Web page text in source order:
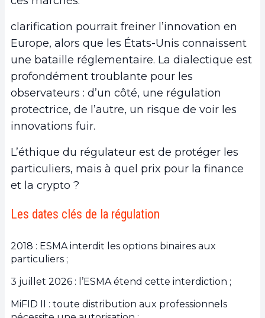
clarification pourrait freiner l’innovation en
Europe, alors que les États-Unis connaissent
une bataille réglementaire. La dialectique est
profondément troublante pour les
observateurs : d’un côté, une régulation
protectrice, de l’autre, un risque de voir les
innovations fuir.
L’éthique du régulateur est de protéger les
particuliers, mais à quel prix pour la finance
et la crypto ?
Les dates clés de la régulation
2018 : ESMA interdit les options binaires aux
particuliers ;
3 juillet 2026 : l’ESMA étend cette interdiction ;
MiFID II : toute distribution aux professionnels